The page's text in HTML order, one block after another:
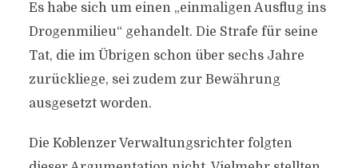
Es habe sich um einen „einmaligen Ausflug ins
Drogenmilieu“ gehandelt. Die Strafe für seine
Tat, die im Übrigen schon über sechs Jahre
zurückliege, sei zudem zur Bewährung
ausgesetzt worden.
Die Koblenzer Verwaltungsrichter folgten